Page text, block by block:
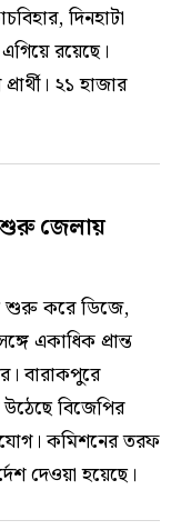
দিনহাটা
রয়েছে।
২১ হাজার
শুরু জেলায়
শুরু করে ডিজে,
একাধিক প্রান্ত
বারাকপুরে
বিজেপির
কমিশনের তরফ
দেওয়া হয়েছে।